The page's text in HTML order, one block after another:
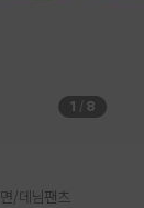
1 / 8
면/데님팬츠